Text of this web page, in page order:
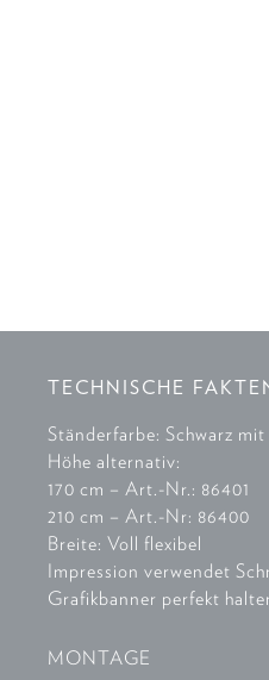
TECHNISCHE
Ständerfarbe: Schwarz
Höhe alternativ:
170 cm – Art.-Nr.: 86401
210 cm – Art.-Nr: 86400
Breite: Voll flexibel
Impression verwendet
Grafikbanner perfekt
MONTAGE